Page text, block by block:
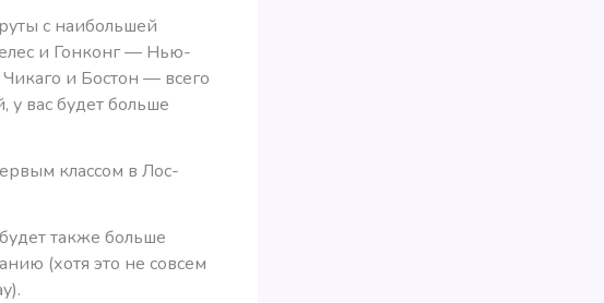
с наибольшей
и Гонконг — Нью-
и Бостон — всего
вас будет больше
классом в Лос-
также больше
(хотя это не совсем